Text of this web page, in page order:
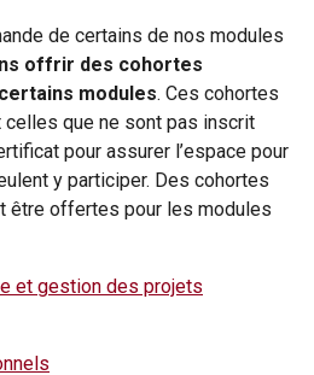
de certains de nos modules
offrir des cohortes
modules. Ces cohortes
que ne sont pas inscrit
pour assurer l’espace pour
y participer. Des cohortes
être offertes pour les modules
et gestion des projets